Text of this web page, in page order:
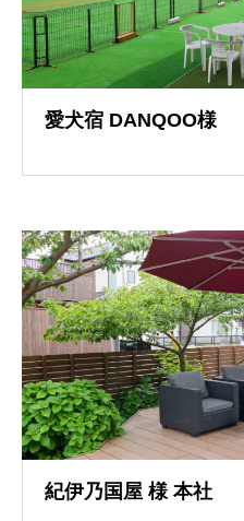
愛犬宿 DANQOO様
導入事例
紀伊乃国屋 様 本社